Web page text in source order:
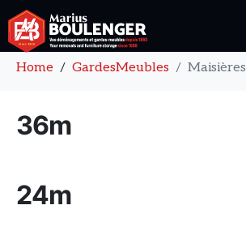
Lieu :Maisières
Home GardesMeubles Maisières
36m
24m